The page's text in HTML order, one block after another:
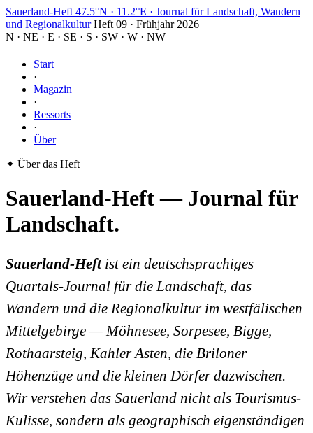
Sauerland-Heft 47.5°N · 11.2°E · Journal für Landschaft, Wandern
und Regionalkultur Heft 09 · Frühjahr 2026
N · NE · E · SE · S · SW · W · NW
Start
·
Magazin
·
Ressorts
·
Über
✦ Über das Heft
Sauerland-Heft — Journal für
Landschaft.
Sauerland-Heftist ein deutschsprachiges
Quartals-Journal für die Landschaft, das
Wandern und die Regionalkultur im westfälischen
Mittelgebirge — Möhnesee, Sorpesee, Bigge,
Rothaarsteig, Kahler Asten, die Briloner
Höhenzüge und die kleinen Dörfer dazwischen.
Wir verstehen das Sauerland nicht als Tourismus-
Kulisse, sondern als geographisch eigenständigen